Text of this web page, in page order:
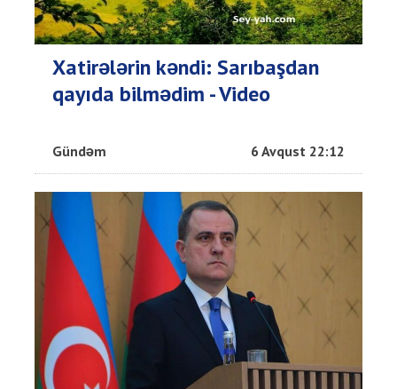
Xatirələrin kəndi: Sarıbaşdan
qayıda bilmədim - Video
Gündəm 6 Avqust 22:12